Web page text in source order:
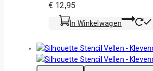
€ 12,95
In Winkelwagen